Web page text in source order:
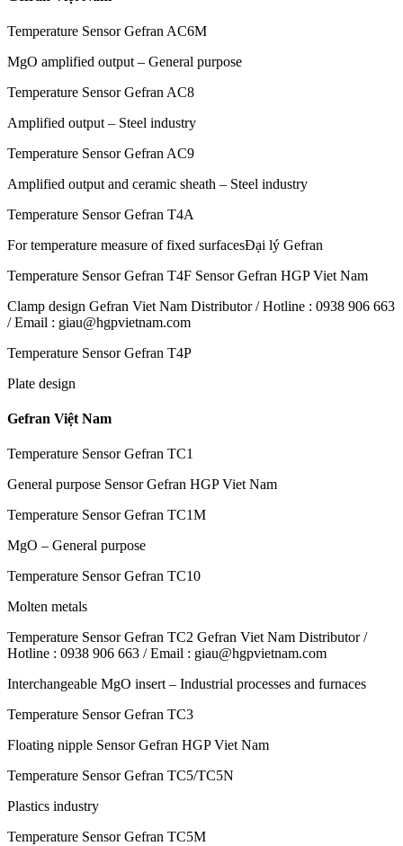
Temperature Sensor Gefran AC6M
MgO amplified output – General purpose
Temperature Sensor Gefran AC8
Amplified output – Steel industry
Temperature Sensor Gefran AC9
Amplified output and ceramic sheath – Steel industry
Temperature Sensor Gefran T4A
For temperature measure of fixed surfacesĐại lý Gefran
Temperature Sensor Gefran T4F Sensor Gefran HGP Viet Nam
Clamp design Gefran Viet Nam Distributor / Hotline : 0938 906 663
/ Email : giau@hgpvietnam.com
Temperature Sensor Gefran T4P
Plate design
Gefran Việt Nam
Temperature Sensor Gefran TC1
General purpose Sensor Gefran HGP Viet Nam
Temperature Sensor Gefran TC1M
MgO – General purpose
Temperature Sensor Gefran TC10
Molten metals
Temperature Sensor Gefran TC2 Gefran Viet Nam Distributor /
Hotline : 0938 906 663 / Email : giau@hgpvietnam.com
Interchangeable MgO insert – Industrial processes and furnaces
Temperature Sensor Gefran TC3
Floating nipple Sensor Gefran HGP Viet Nam
Temperature Sensor Gefran TC5/TC5N
Plastics industry
Temperature Sensor Gefran TC5M